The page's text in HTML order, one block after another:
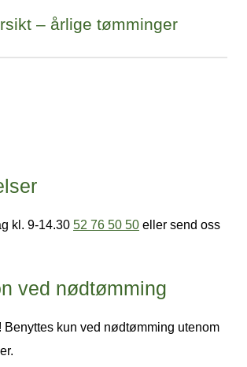
– årlige tømminger
kl. 9-14.30 52 76 50 50 eller send oss
ved nødtømming
Benyttes kun ved nødtømming utenom